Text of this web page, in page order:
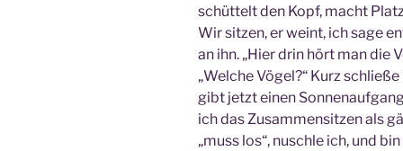
schüttelt den Kopf, macht
Wir sitzen, er weint, ich sage
an ihn. „Hier drin hört man die
„Welche Vögel?“ Kurz
gibt jetzt einen
ich das Zusammensitzen als
„muss los“, nuschle ich, und